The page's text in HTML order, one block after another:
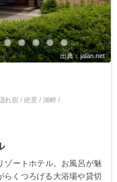
出典：jalan.net
隠れ宿 / 絶景 / 湖畔 /
ゾートホテル。お風呂が魅
らくつろげる大浴場や貸切